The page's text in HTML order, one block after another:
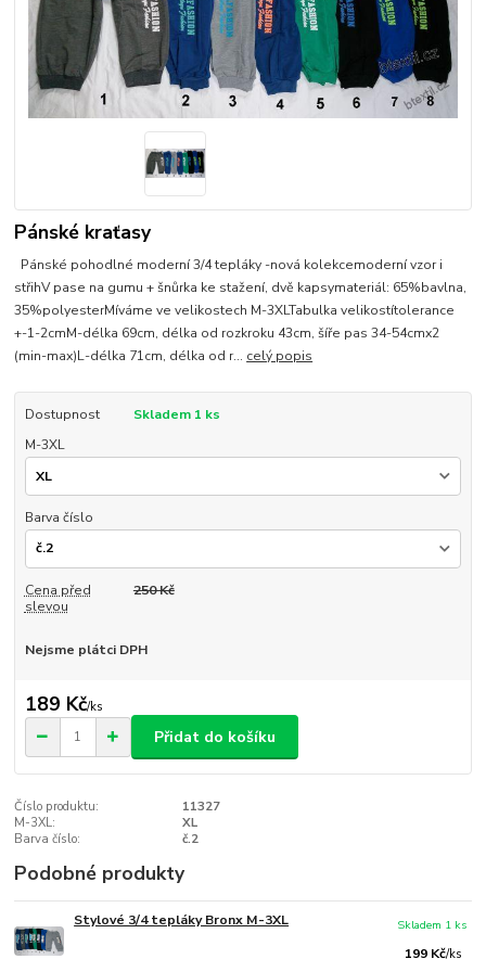
Pánské kraťasy
Pánské pohodlné moderní 3/4 tepláky -nová kolekcemoderní vzor i
střihV pase na gumu + šnůrka ke stažení, dvě kapsymateriál: 65%bavlna,
35%polyesterMíváme ve velikostech M-3XLTabulka velikostítolerance
+-1-2cmM-délka 69cm, délka od rozkroku 43cm, šíře pas 34-54cmx2
(min-max)L-délka 71cm, délka od r... celý popis
Dostupnost
Skladem 1 ks
M-3XL
Barva číslo
Cena před
slevou
250 Kč
Nejsme plátci DPH
189 Kč/ks
Přidat do košíku
Číslo produktu:
11327
M-3XL:
XL
Barva číslo:
č.2
Podobné produkty
Stylové 3/4 tepláky Bronx M-3XL
199 Kč/ks
Skladem 1 ks